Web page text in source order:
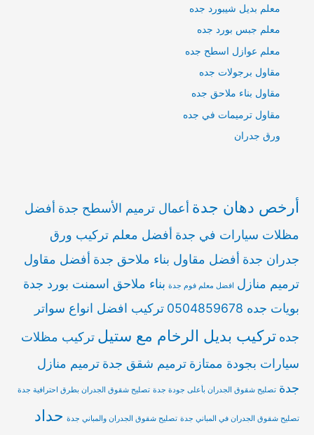
معلم بديل شيبورد جده
معلم جبس بورد جده
معلم عوازل اسطح جده
مقاول برجولات جده
مقاول بناء ملاحق جده
مقاول ترميمات في جده
ورق جدران
أرخص دهان جدة أعمال ترميم الأسطح جدة أفضل
مظلات سيارات في جدة أفضل معلم تركيب ورق
جدران جدة أفضل مقاول بناء ملاحق جدة أفضل مقاول
ترميم منازل افضل معلم فوم جدة بناء ملاحق اسمنت بورد جدة
بويات جده 0504859678
تركيب افضل انواع سواتر
جده تركيب بديل الرخام مع ستيل تركيب مظلات
سيارات بجودة ممتازة ترميم شقق جدة ترميم منازل
جدة تصليح شقوق الجدران بأعلى جودة جدة تصليح شقوق الجدران بطرق احترافية جدة
تصليح شقوق الجدران في المباني جدة تصليح شقوق الجدران والمباني جدة حداد